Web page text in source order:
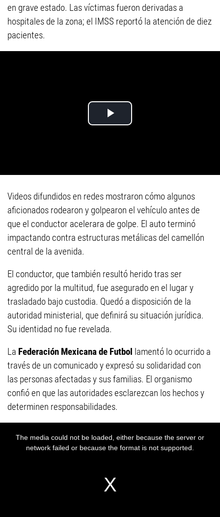
en grave estado. Las víctimas fueron derivadas a
hospitales de la zona; el IMSS reportó la atención de diez
pacientes.
Videos difundidos en redes mostraron cómo algunos
aficionados rodearon y golpearon el vehículo antes de
que el conductor acelerara de golpe. El auto terminó
impactando contra estructuras metálicas del camellón
central de la avenida.
El conductor, que también resultó herido tras ser
agredido por la multitud, fue asegurado en el lugar y
trasladado bajo custodia. Quedó a disposición de la
autoridad ministerial, que definirá su situación jurídica.
Su identidad no fue revelada.
La Federación Mexicana de Futbol lamentó lo ocurrido a
través de un comunicado y expresó su solidaridad con
las personas afectadas y sus familias. El organismo
confió en que las autoridades esclarezcan los hechos y
determinen responsabilidades.